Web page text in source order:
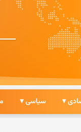
▾ سیاسی ▾